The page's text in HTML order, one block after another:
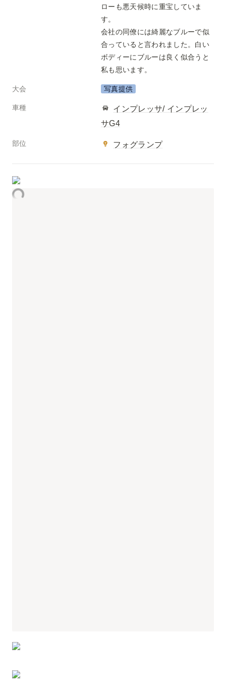
ローも悪天候時に重宝していま
す。
会社の同僚には綺麗なブルーで似
合っていると言われました。白い
ボディーにブルーは良く似合うと
私も思います。
大会 写真提供
車種
インプレッサ/ インプレッ
サG4
部位 フォグランプ